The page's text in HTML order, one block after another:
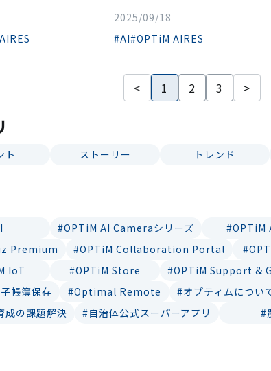
2025/09/18
#AI#OPTiM AIRES
< 1 2 3 >
ト ストーリー トレンド
#OPTiM AI Cameraシリーズ #OPTiM
Premium
#OPTiM Collaboration Portal
IoT
#OPTiM Store #OPTiM Support &
帳簿保存
#Optimal Remote #オプティムについ
成の課題解決
#自治体公式スーパーアプリ #